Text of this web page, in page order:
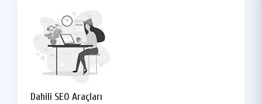
Dahili SEO Araçları